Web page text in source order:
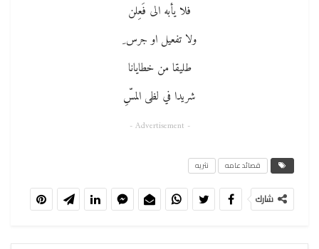
فلا يأبه الى فَعِلن
ولا تفعيل او جرس ِ
طليقا من خطايانا
شريدا في لظى المسِّ
- Advertisement -
قصائد عامه نثريه
شارك